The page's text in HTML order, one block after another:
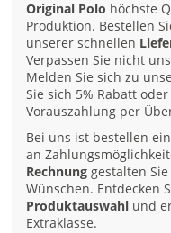
Original Polo höchste
Produktion. Bestellen
unserer schnellen
Verpassen Sie nicht
Melden Sie sich zu
Sie sich 5% Rabatt
Vorauszahlung per
Bei uns ist bestellen
an
Rechnung gestalten
Wünschen. Entdecken
Produktauswahl und
Extraklasse.